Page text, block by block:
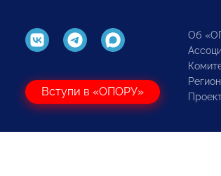
Вступи в «ОПОРУ»
Об